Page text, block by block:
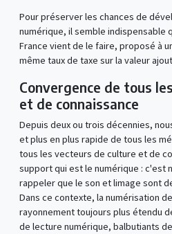
Pour préserver les chances de
numérique, il semble indispensable
France vient de le faire, proposé à
même taux de taxe sur la valeur
Convergence de tous
et de connaissance
Depuis deux ou trois décennies,
et plus en plus rapide de tous les
tous les vecteurs de culture et de
support qui est le numérique : c'est
rappeler que le son et limage sont
Dans ce contexte, la numérisation
rayonnement toujours plus étendu
de lecture numérique, balbutiants